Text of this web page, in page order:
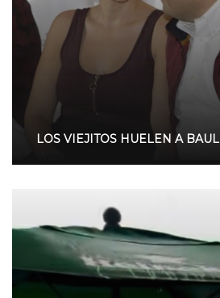
LOS VIEJITOS HUELEN A BAUL